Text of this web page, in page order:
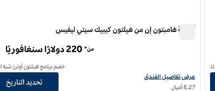
أجنحة هامبتون إن من هيلتون كيبيك سيتي ليفيس
عرض تفاصيل الفندق لفندق أجنحة هامبتون إن باي هيلتون كيبيك سيتي ليفيس
عرض تفاصيل الفندق
6.27 أميال
من* 220 دولارًا سنغافوريًا
خصم برنامج هيلتون أونرز شبه
تحديد التاريخ